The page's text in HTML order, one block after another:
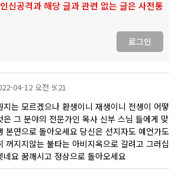
신공격과 해당 글과 관련 없는 글은 사전통
로그인
04-12 오전 9:21
지는 모르겠으나 환생이니 재생이니 전생이 어떻
은 그 분야의 전문가인 목사 신부 스님 들에게 맞
본연으로 돌아오세요 당신은 선지자도 예언가도
꺼지지않는 불타는 아비지옥으로 갈려고 그러십
요 꿈깨시고 정상으로 돌아오세요